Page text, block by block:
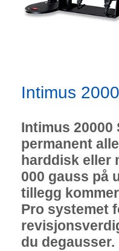
Intimus
Intimus 20000
permanent
harddisk eller
000 gauss på
tillegg
Pro systemet
du degausser.